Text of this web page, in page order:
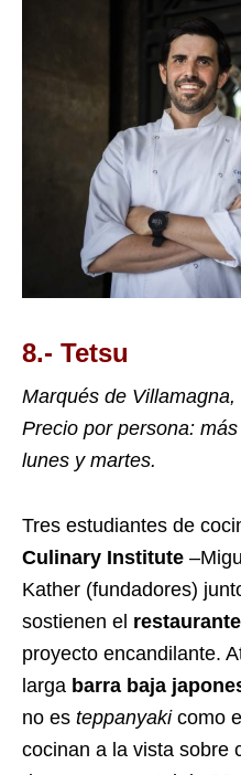
8.- Tetsu
Marqués de Villamagna,
Precio por persona:
lunes y martes.
Tres estudiantes de
Culinary Institute
Kather (fundadores)
sostienen el
proyecto encandilante.
larga barra baja
no es teppanyakicomo
cocinan a la vista sobre